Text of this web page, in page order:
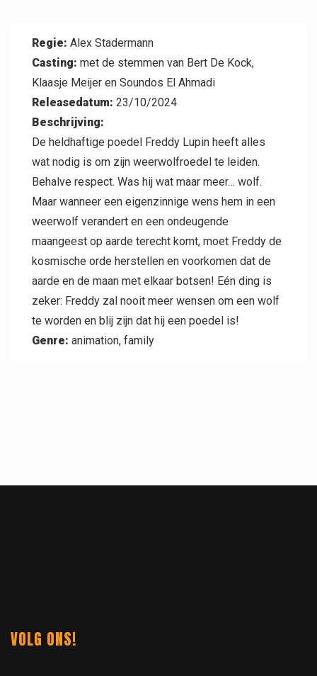
Contact
Regie: Alex Stadermann
Casting: met de stemmen van Bert De Kock,
Klaasje Meijer en Soundos El Ahmadi
Releasedatum: 23/10/2024
Beschrijving:
De heldhaftige poedel Freddy Lupin heeft alles
wat nodig is om zijn weerwolfroedel te leiden.
Behalve respect. Was hij wat maar meer… wolf.
Maar wanneer een eigenzinnige wens hem in een
weerwolf verandert en een ondeugende
maangeest op aarde terecht komt, moet Freddy de
kosmische orde herstellen en voorkomen dat de
aarde en de maan met elkaar botsen! Eén ding is
zeker: Freddy zal nooit meer wensen om een wolf
te worden en blij zijn dat hij een poedel is!
Genre: animation, family
VOLG ONS!